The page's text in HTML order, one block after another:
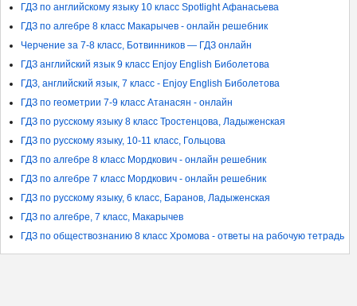
ГДЗ по английскому языку 10 класс Spotlight Афанасьева
ГДЗ по алгебре 8 класс Макарычев - онлайн решебник
Черчение за 7-8 класс, Ботвинников — ГДЗ онлайн
ГДЗ английский язык 9 класс Enjoy English Биболетова
ГДЗ, английский язык, 7 класс - Enjoy English Биболетова
ГДЗ по геометрии 7-9 класс Атанасян - онлайн
ГДЗ по русскому языку 8 класс Тростенцова, Ладыженская
ГДЗ по русскому языку, 10-11 класс, Гольцова
ГДЗ по алгебре 8 класс Мордкович - онлайн решебник
ГДЗ по алгебре 7 класс Мордкович - онлайн решебник
ГДЗ по русскому языку, 6 класс, Баранов, Ладыженская
ГДЗ по алгебре, 7 класс, Макарычев
ГДЗ по обществознанию 8 класс Хромова - ответы на рабочую тетрадь